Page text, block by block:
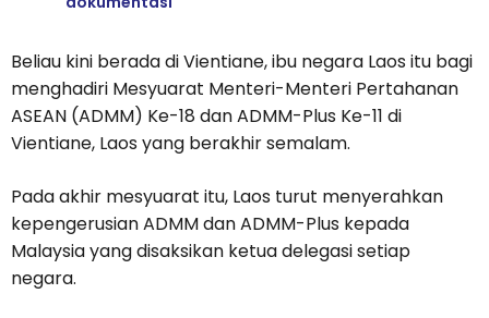
Beliau kini berada di Vientiane, ibu negara Laos itu bagi
menghadiri Mesyuarat Menteri-Menteri Pertahanan
ASEAN (ADMM) Ke-18 dan ADMM-Plus Ke-11 di
Vientiane, Laos yang berakhir semalam.
Pada akhir mesyuarat itu, Laos turut menyerahkan
kepengerusian ADMM dan ADMM-Plus kepada
Malaysia yang disaksikan ketua delegasi setiap
negara.